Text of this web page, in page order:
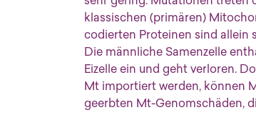
klassischen (primären)
codierten Proteinen sind allein
Die männliche Samenzelle
Eizelle ein und geht verloren.
Mt importiert werden, können
geerbten Mt-Genomschäden,